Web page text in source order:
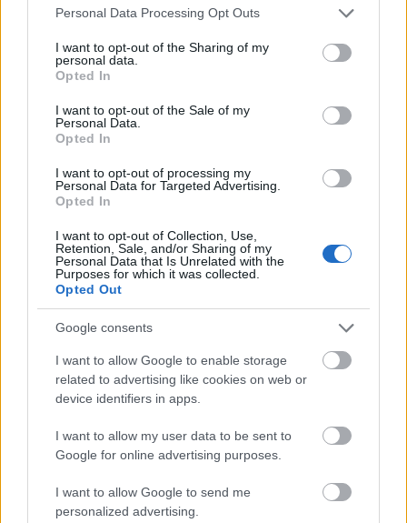
Please note that this website/app uses one or more Google
not limited to your visit or usage behaviour. You may click to
grant or deny consent to Google and its third-party tags to
use your data for below specified purposes in below Google
consent section.
Personal Data Processing Opt Outs
I want to opt-out of the Sharing of my
personal data.
Opted In
I want to opt-out of the Sale of my
Personal Data.
Opted In
I want to opt-out of processing my
Personal Data for Targeted Advertising.
Opted In
I want to opt-out of Collection, Use,
Retention, Sale, and/or Sharing of my
Personal Data that Is Unrelated with the
Purposes for which it was collected.
Opted Out
Google consents
I want to allow Google to enable storage
related to advertising like cookies on web or
device identifiers in apps.
I want to allow my user data to be sent to
Google for online advertising purposes.
I want to allow Google to send me
personalized advertising.
Ποιοι δικαιούνται σύνταξη 409 ευρώ χωρίς ένσημα